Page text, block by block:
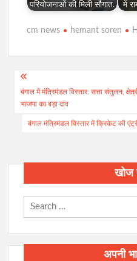
परियोजनाओं की मिली सौगात.
में
cm news hemant soren
Post
navigation
बंगाल में मंत्रिमंडल विस्तार: सत्ता संतुलन,
भाजपा का बड़ा दांव
बंगाल मंत्रिमंडल विस्तार में क्रिकेट की
खोज
अपनी